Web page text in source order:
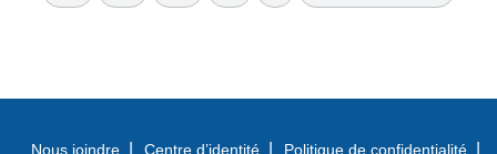
Nous joindre Centre d’identité
Politique de confidentialité